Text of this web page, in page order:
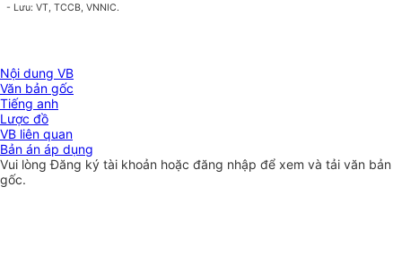
- Lưu: VT, TCCB, VNNIC.
Nội dung VB
Văn bản gốc
Tiếng anh
Lược đồ
VB liên quan
Bản án áp dụng
Vui lòngĐăng ký tài khoản hoặc đăng nhập để xem và tải văn bản
gốc.